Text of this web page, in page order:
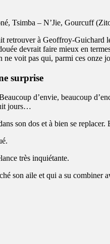
Tsimba – N’Jie, Gourcuff
retrouver à Geoffroy-Guichard
devrait faire mieux en
voit pas qui, parmi ces onze
surprise
d’envie, beaucoup
jours…
son dos et à bien se
très inquiétante.
son aile et qui a su combiner